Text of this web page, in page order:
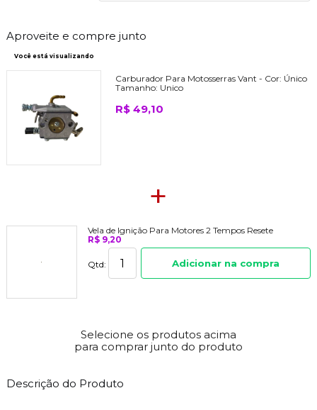
Aproveite e compre junto
Você está visualizando
Carburador Para Motosserras Vant - Cor: Único
Tamanho: Unico
R$ 49,10
+
Vela de Ignição Para Motores 2 Tempos Resete
R$ 9,20
Qtd: Adicionar na compra
Selecione os produtos acima
para comprar junto do produto
Descrição do Produto